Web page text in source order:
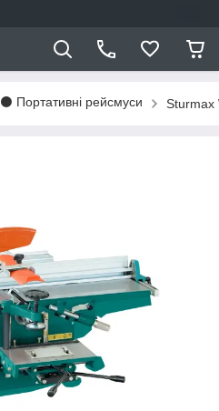
⚫ Портативні рейсмуси Sturmax